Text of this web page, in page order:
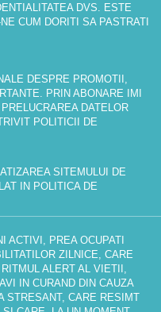
DVS. ESTE
CUM DORITI SA PASTRATI
DESPRE PROMOTII,
PRIN ABONARE IMI
DATELOR
POLITICII DE
SITEMULUI DE
IN POLITICA DE
ACTIVI, PREA OCUPATI
ZILNICE, CARE
ALERT AL VIETII,
IN CURAND DIN CAUZA
STRESANT, CARE RESIMT